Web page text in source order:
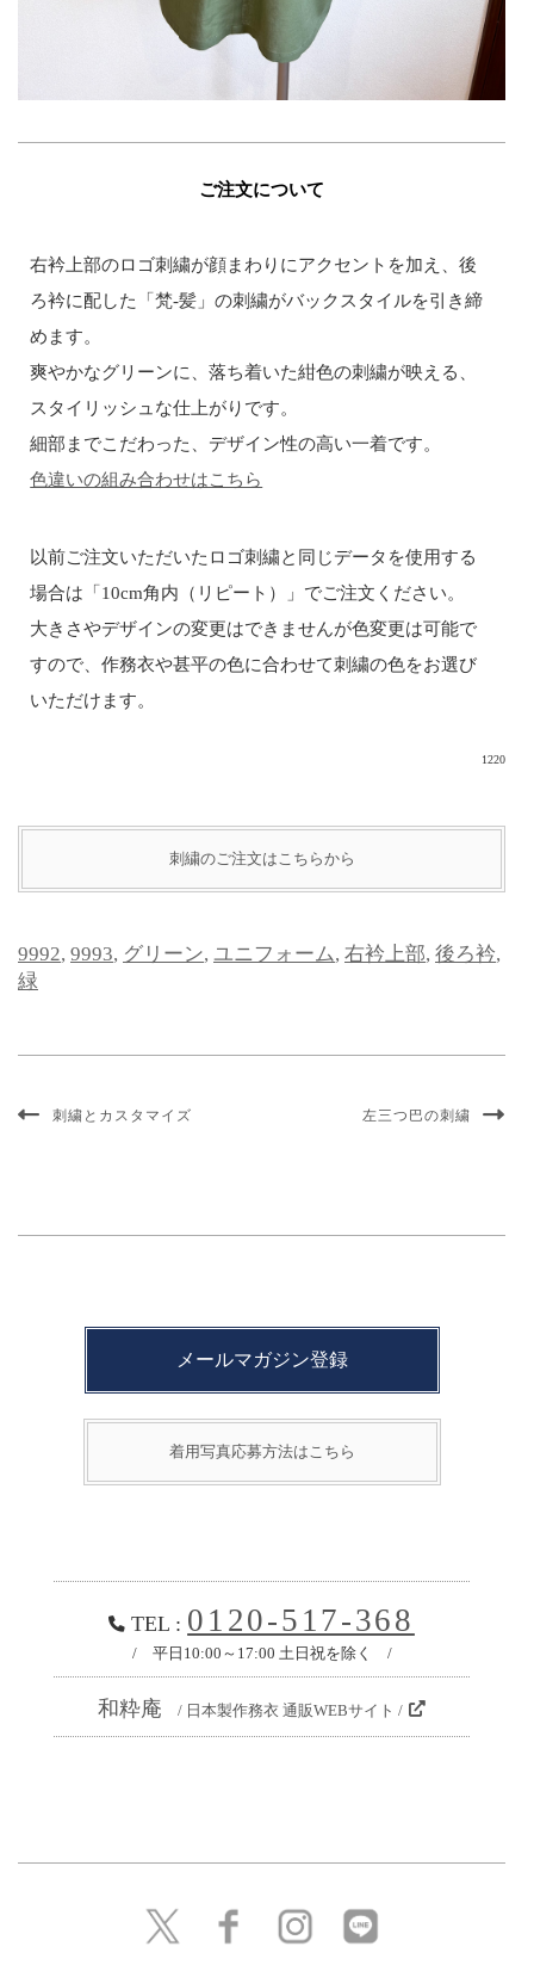
ご注文について
右衿上部のロゴ刺繍が顔まわりにアクセントを加え、後
ろ衿に配した「梵-髪」の刺繍がバックスタイルを引き締
めます。
爽やかなグリーンに、落ち着いた紺色の刺繍が映える、
スタイリッシュな仕上がりです。
細部までこだわった、デザイン性の高い一着です。
色違いの組み合わせはこちら
以前ご注文いただいたロゴ刺繍と同じデータを使用する
場合は「10cm角内（リピート）」でご注文ください。
大きさやデザインの変更はできませんが色変更は可能で
すので、作務衣や甚平の色に合わせて刺繍の色をお選び
いただけます。
1220
刺繍のご注文はこちらから
9992, 9993, グリーン, ユニフォーム, 右衿上部, 後ろ衿,
緑
刺繍とカスタマイズ 左三つ巴の刺繍
メールマガジン登録
着用写真応募方法はこちら
TEL : 0120-517-368
/ 平日10:00～17:00 土日祝を除く /
和粋庵 / 日本製作務衣 通販WEBサイト /